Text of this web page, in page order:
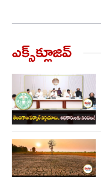
ఎక్స్‌క్లూజివ్‌